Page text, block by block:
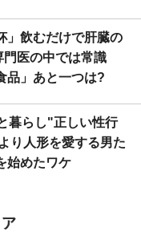
」飲むだけで肝臓の
門医の中では常識
品」あと一つは?
暮らし"正しい性行
り人形を愛する男た
始めたワケ